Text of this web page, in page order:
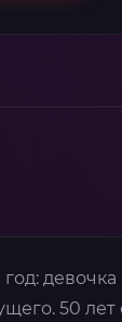
год:
50 лет